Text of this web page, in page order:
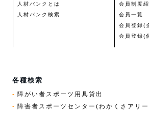
人材バンクとは
人材バンク検索
会員制度
会員一覧
会員登録(
会員登録(
各種検索
障がい者スポーツ用具貸出
障害者スポーツセンター(わかくさアリ